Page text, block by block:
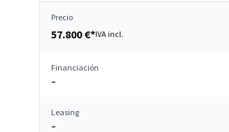
Precio
57.800 €*IVA incl.
Financiación
–
Leasing
–